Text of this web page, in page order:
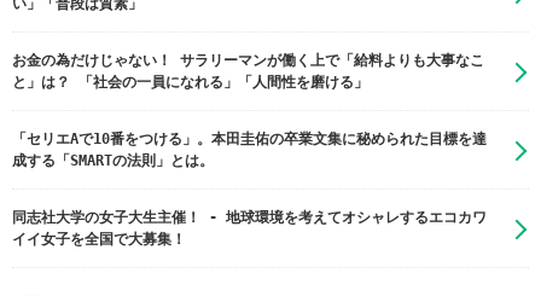
い」「普段は質素」
お金の為だけじゃない！ サラリーマンが働く上で「給料よりも大事なこ
と」は？ 「社会の一員になれる」「人間性を磨ける」
「セリエAで10番をつける」。本田圭佑の卒業文集に秘められた目標を達
成する「SMARTの法則」とは。
同志社大学の女子大生主催！ - 地球環境を考えてオシャレするエコカワ
イイ女子を全国で大募集！